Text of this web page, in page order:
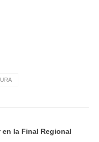
en la Final Regional